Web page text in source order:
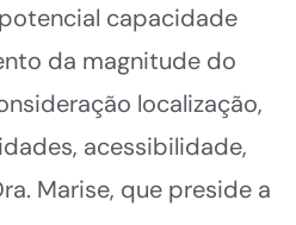
capacidade
da magnitude do
localização,
acessibilidade,
Marise, que preside a